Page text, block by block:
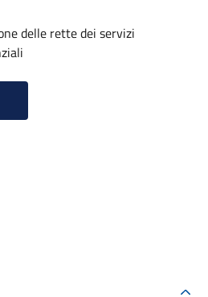
delle rette dei servizi